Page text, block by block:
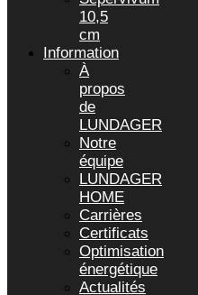
10,5
cm
Information
À
propos
de
LUNDAGER
Notre
équipe
LUNDAGER
HOME
Carrières
Certificats
Optimisation
énergétique
Actualités